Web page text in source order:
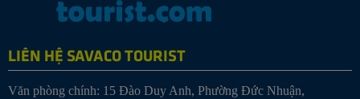
LIÊN HỆ SAVACO TOURIST
Văn phòng chính: 15 Đào Duy Anh, Phường Đức Nhuận,